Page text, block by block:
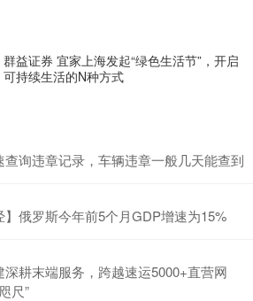
群益证券 宜家上海发起“绿色生活节”，开启
可持续生活的N种方式
询违章记录，车辆违章一般几天能查到
俄罗斯今年前5个月GDP增速为15%
耕末端服务，跨越速运5000+直营网
尺”